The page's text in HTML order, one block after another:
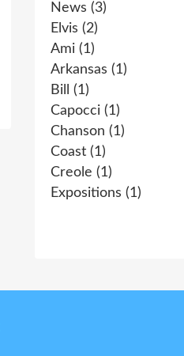
News (3)
Elvis (2)
Ami (1)
Arkansas (1)
Bill
(1)
Capocci (1)
Chanson (1)
Coast (1)
Creole (1)
Expositions (1)